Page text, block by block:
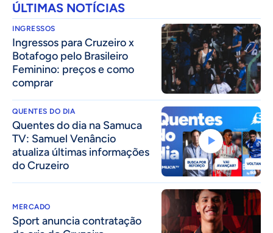
ÚLTIMAS NOTÍCIAS
INGRESSOS
Ingressos para Cruzeiro x
Botafogo pelo Brasileiro
Feminino: preços e como
comprar
QUENTES DO DIA
Quentes do dia na Samuca
TV: Samuel Venâncio
atualiza últimas informações
do Cruzeiro
MERCADO
Sport anuncia contratação